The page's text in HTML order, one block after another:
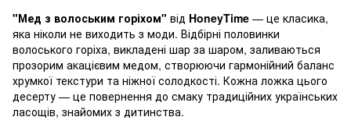
"Мед з волоським горіхом" від HoneyTime — це класика,
яка ніколи не виходить з моди. Відбірні половинки
волоського горіха, викладені шар за шаром, заливаються
прозорим акацієвим медом, створюючи гармонійний баланс
хрумкої текстури та ніжної солодкості. Кожна ложка цього
десерту — це повернення до смаку традиційних українських
ласощів, знайомих з дитинства.